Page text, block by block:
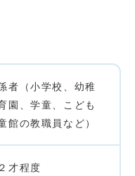
者（小学校、幼稚
園、学童、こども
館の教職員など）
才程度